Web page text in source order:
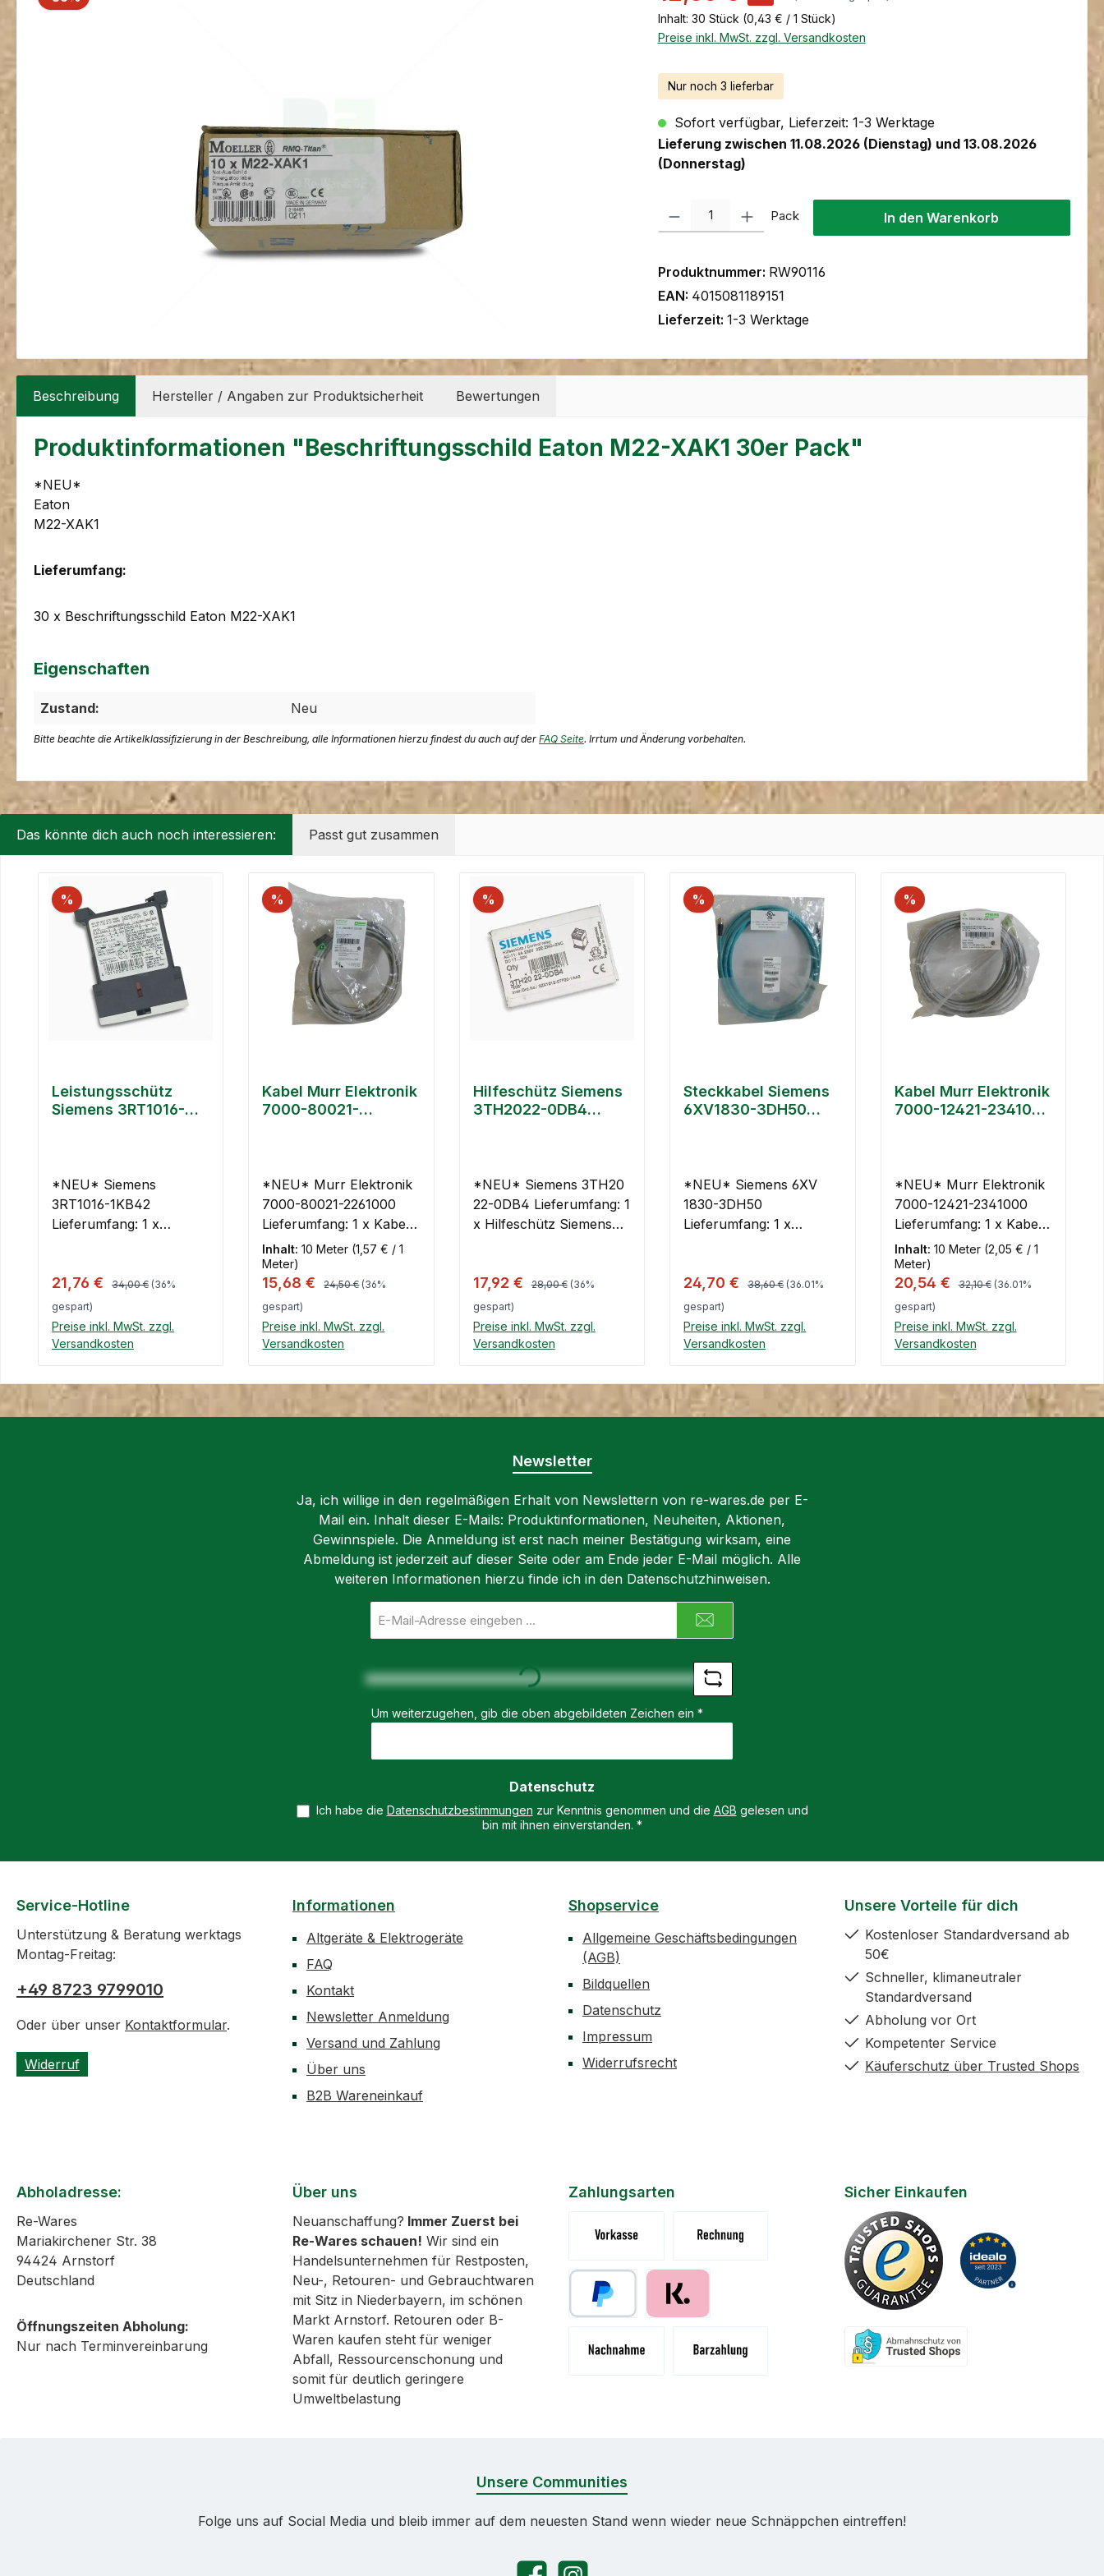
Inhalt: 30 Stück (0,43 € / 1 Stück)
Preise inkl. MwSt. zzgl. Versandkosten
Nur noch 3 lieferbar
Sofort verfügbar, Lieferzeit: 1-3 Werktage
Lieferung zwischen 11.08.2026 (Dienstag) und 13.08.2026
(Donnerstag)
Produkt Anzahl: Gib den gewünschten Wert ein oder benutze die Schaltflächen
Pack In den Warenkorb
Produktnummer: RW90116
EAN: 4015081189151
Lieferzeit: 1-3 Werktage
Beschreibung Hersteller / Angaben zur Produktsicherheit Bewertungen
Produktinformationen "Beschriftungsschild Eaton M22-XAK1 30er Pack"
*NEU*
Eaton
M22-XAK1
Lieferumfang:
30 x Beschriftungsschild Eaton M22-XAK1
Eigenschaften
Zustand: Neu
Bitte beachte die Artikelklassifizierung in der Beschreibung, alle Informationen hierzu findest du auch auf der FAQ Seite. Irrtum und Änderung vorbehalten.
Das könnte dich auch noch interessieren: Passt gut zusammen
%
Leistungsschütz
Siemens 3RT1016-
*NEU* Siemens
3RT1016-1KB42
Lieferumfang: 1 x
Verkaufspreis:
21,76 € Regulärer Preis:
34,00 € (36%
gespart)
Preise inkl. MwSt. zzgl.
Versandkosten
%
Kabel Murr Elektronik
7000-80021-
*NEU* Murr Elektronik
7000-80021-2261000
Lieferumfang: 1 x Kabel
Murr Elektronik 7000-
80021-2261000 PUR
3x0.75 gr UL/CSA 10m
Inhalt:10 Meter (1,57 € / 1
Meter)
Verkaufspreis:
15,68 € Regulärer Preis:
24,50 € (36%
gespart)
Preise inkl. MwSt. zzgl.
Versandkosten
%
Hilfeschütz Siemens
3TH2022-0DB4
*NEU* Siemens 3TH20
22-0DB4 Lieferumfang: 1
x Hilfeschütz Siemens
Verkaufspreis:
17,92 € Regulärer Preis:
28,00 € (36%
gespart)
Preise inkl. MwSt. zzgl.
Versandkosten
%
Steckkabel Siemens
6XV1830-3DH50
*NEU* Siemens 6XV
1830-3DH50
Lieferumfang: 1 x
M12-180/M12-180, 5 m
Verkaufspreis:
24,70 € Regulärer Preis:
38,60 € (36.01%
gespart)
Preise inkl. MwSt. zzgl.
Versandkosten
%
Kabel Murr Elektronik
7000-12421-2341000
*NEU* Murr Elektronik
7000-12421-2341000
Lieferumfang: 1 x Kabel
Murr Elektronik 7000-
12421-2341000 PUR
4x0.34 gr
UL/CSA+schleppk. 10m
Inhalt: 10 Meter (2,05 € / 1
Meter)
Verkaufspreis:
20,54 € Regulärer Preis:
32,10 € (36.01%
gespart)
Preise inkl. MwSt. zzgl.
Versandkosten
Newsletter
Ja, ich willige in den regelmäßigen Erhalt von Newslettern von re-wares.de per E-
Mail ein. Inhalt dieser E-Mails: Produktinformationen, Neuheiten, Aktionen,
Gewinnspiele. Die Anmeldung ist erst nach meiner Bestätigung wirksam, eine
Abmeldung ist jederzeit auf dieser Seite oder am Ende jeder E-Mail möglich. Alle
weiteren Informationen hierzu finde ich in den Datenschutzhinweisen.
Mail-
Loading...
Um weiterzugehen, gib die oben abgebildeten Zeichen ein *
Datenschutz
Ich habe die Datenschutzbestimmungen zur Kenntnis genommen und die AGB gelesen und
bin mit ihnen einverstanden. *
Service-Hotline
Unterstützung & Beratung werktags
Montag-Freitag:
+49 8723 9799010
Oder über unser Kontaktformular.
Widerruf
Informationen
Altgeräte & Elektrogeräte
FAQ
Kontakt
Newsletter Anmeldung
Versand und Zahlung
Über uns
B2B Wareneinkauf
Shopservice
Allgemeine Geschäftsbedingungen
(AGB)
Bildquellen
Datenschutz
Impressum
Widerrufsrecht
Unsere Vorteile für dich
Kostenloser Standardversand ab
50€
Schneller, klimaneutraler
Standardversand
Abholung vor Ort
Kompetenter Service
Käuferschutz über Trusted Shops
Über uns
Neuanschaffung? Immer Zuerst bei
Re-Wares schauen! Wir sind ein
Handelsunternehmen für Restposten,
Neu-, Retouren- und Gebrauchtwaren
mit Sitz in Niederbayern, im schönen
Markt Arnstorf. Retouren oder B-
Waren kaufen steht für weniger
Abfall, Ressourcenschonung und
somit für deutlich geringere
Umweltbelastung
Zahlungsarten
Vorkasse (Überweisung)Rechnung (Zahlungsziel 7 Tage)
Abholadresse:
Re-Wares
Mariakirchener Str. 38
94424 Arnstorf
Deutschland
Öffnungszeiten Abholung:
Nur nach Terminvereinbarung
Sicher Einkaufen
Unsere Communities
Folge uns auf Social Media und bleib immer auf dem neuesten Stand wenn wieder neue Schnäppchen eintreffen!